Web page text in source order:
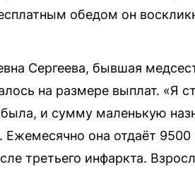
обедом он
Сергеева, бывшая
на размере выплат. «Я
была, и сумму маленькую
Ежемесячно она отдаёт
третьего инфаркта.